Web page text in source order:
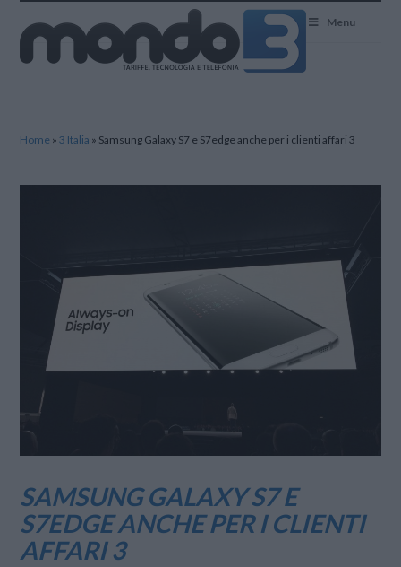
Menu
Home »3 Italia » Samsung Galaxy S7 e S7edge anche per i clienti affari 3
SAMSUNG GALAXY S7 E
S7EDGE ANCHE PER I CLIENTI
AFFARI 3